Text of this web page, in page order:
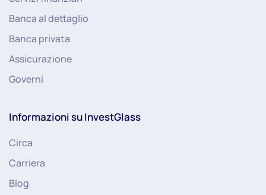
Banca al dettaglio
Banca privata
Assicurazione
Governi
Informazioni su InvestGlass
Circa
Carriera
Blog